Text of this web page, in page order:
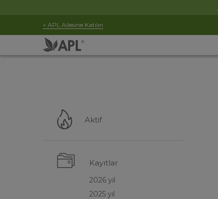
+ APL Ailesine Katılın
Aktif
Kayıtlar
2026 yıl
2025 yıl